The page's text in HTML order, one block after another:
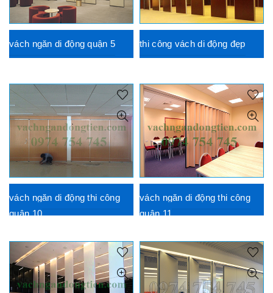
vách ngăn di động quận 5 thi công vách di động đẹp
vách ngăn di động thi công
quận 10
vách ngăn di động thi công
quận 11